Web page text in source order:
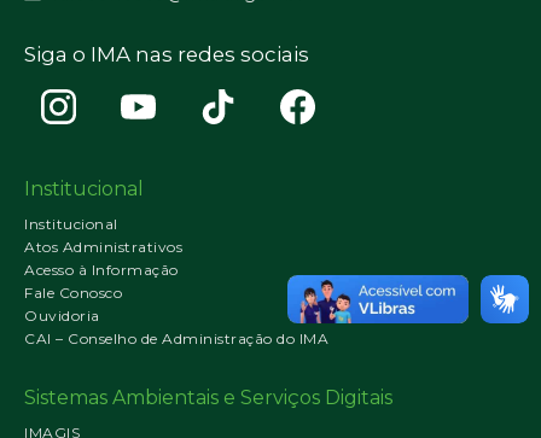
Siga o IMA nas redes sociais
Institucional
Institucional
Atos Administrativos
Acesso à Informação
Fale Conosco
Ouvidoria
CAI – Conselho de Administração do IMA
Sistemas Ambientais e Serviços Digitais
IMAGIS